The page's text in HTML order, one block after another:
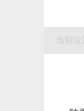
当前位